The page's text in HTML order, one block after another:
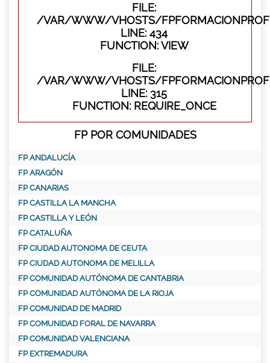
FILE:
/VAR/WWW/VHOSTS/
LINE: 434
FUNCTION: VIEW
FILE:
/VAR/WWW/VHOSTS/
LINE: 315
FUNCTION: REQUIRE_ONCE
FP POR COMUNIDADES
FP ANDALUCÍA
FP ARAGÓN
FP CANARIAS
FP CASTILLA LA MANCHA
FP CASTILLA Y LEÓN
FP CATALUÑA
FP CIUDAD AUTONOMA DE CEUTA
FP CIUDAD AUTONOMA DE MELILLA
FP COMUNIDAD AUTÓNOMA DE CANTABRIA
FP COMUNIDAD AUTÓNOMA DE LA RIOJA
FP COMUNIDAD DE MADRID
FP COMUNIDAD FORAL DE NAVARRA
FP COMUNIDAD VALENCIANA
FP EXTREMADURA